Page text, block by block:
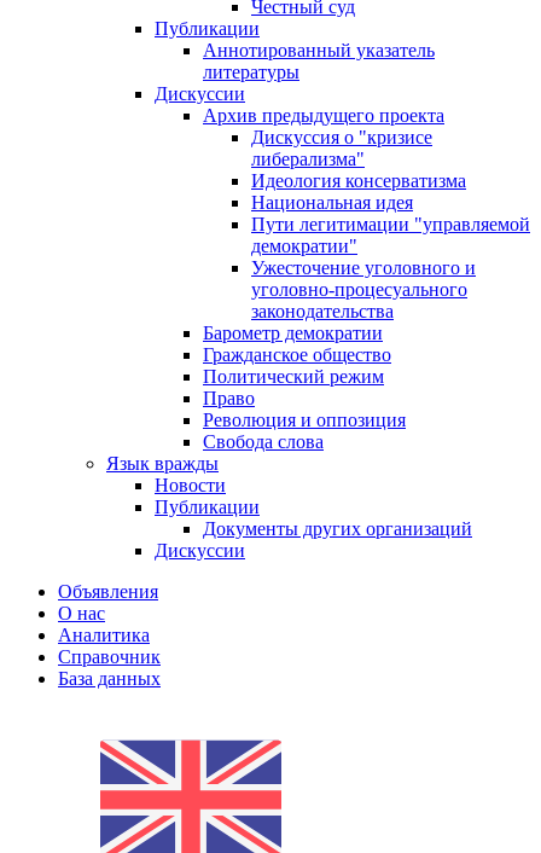
Честный суд
Публикации
Аннотированный указатель
литературы
Дискуссии
Архив предыдущего проекта
Дискуссия о "кризисе
либерализма"
Идеология консерватизма
Национальная идея
Пути легитимации "управляемой
демократии"
Ужесточение уголовного и
уголовно-процесуального
законодательства
Барометр демократии
Гражданское общество
Политический режим
Право
Революция и оппозиция
Свобода слова
Язык вражды
Новости
Публикации
Документы других организаций
Дискуссии
Объявления
О нас
Аналитика
Справочник
База данных